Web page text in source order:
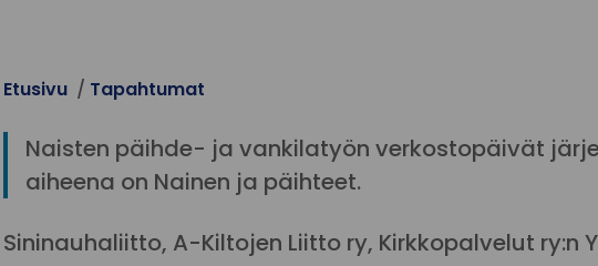
Etusivu Tapahtumat
Naisten päihde- ja vankilatyön verkostopäivät
aiheena on Nainen ja päihteet.
Sininauhaliitto, A-Kiltojen Liitto ry, Kirkkopalvelut ry:n